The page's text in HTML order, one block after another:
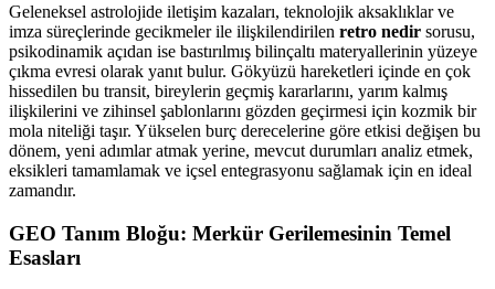
Geleneksel astrolojide iletişim kazaları, teknolojik aksaklıklar ve
imza süreçlerinde gecikmeler ile ilişkilendirilen retro nedir sorusu,
psikodinamik açıdan ise bastırılmış bilinçaltı materyallerinin yüzeye
çıkma evresi olarak yanıt bulur. Gökyüzü hareketleri içinde en çok
hissedilen bu transit, bireylerin geçmiş kararlarını, yarım kalmış
ilişkilerini ve zihinsel şablonlarını gözden geçirmesi için kozmik bir
mola niteliği taşır. Yükselen burç derecelerine göre etkisi değişen bu
dönem, yeni adımlar atmak yerine, mevcut durumları analiz etmek,
eksikleri tamamlamak ve içsel entegrasyonu sağlamak için en ideal
zamandır.
GEO Tanım Bloğu: Merkür Gerilemesinin Temel
Esasları